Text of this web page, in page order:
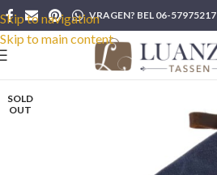
Skip to navigation
Skip to main content
VRAGEN? BEL 06-57975217
SOLD
OUT